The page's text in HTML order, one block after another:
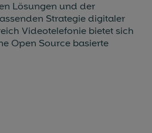
Lösungen und der
Strategie digitaler
Videotelefonie bietet sich
Open Source basierte